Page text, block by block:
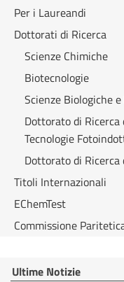
Per i Laureandi
Dottorati di Ricerca
Scienze Chimiche
Biotecnologie
Scienze Biologiche
Dottorato di
Tecnologie
Dottorato di
Titoli Internazionali
EChemTest
Commissione
Ultime Notizie